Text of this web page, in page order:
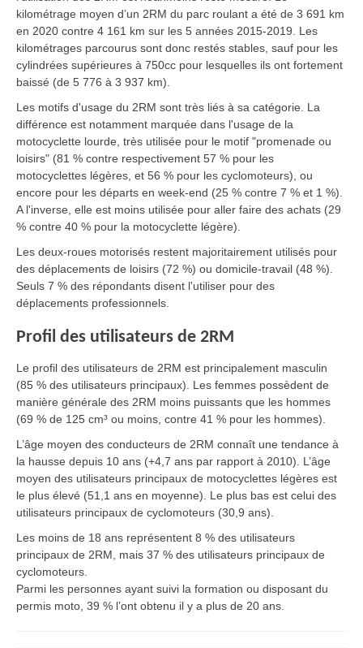
kilométrage moyen d’un 2RM du parc roulant a été de 3 691 km
en 2020 contre 4 161 km sur les 5 années 2015-2019. Les
kilométrages parcourus sont donc restés stables, sauf pour les
cylindrées supérieures à 750cc pour lesquelles ils ont fortement
baissé (de 5 776 à 3 937 km).
Les motifs d'usage du 2RM sont très liés à sa catégorie. La
différence est notamment marquée dans l'usage de la
motocyclette lourde, très utilisée pour le motif "promenade ou
loisirs" (81 % contre respectivement 57 % pour les
motocyclettes légères, et 56 % pour les cyclomoteurs), ou
encore pour les départs en week-end (25 % contre 7 % et 1 %).
A l'inverse, elle est moins utilisée pour aller faire des achats (29
% contre 40 % pour la motocyclette légère).
Les deux-roues motorisés restent majoritairement utilisés pour
des déplacements de loisirs (72 %) ou domicile-travail (48 %).
Seuls 7 % des répondants disent l'utiliser pour des
déplacements professionnels.
Profil des utilisateurs de 2RM
Le profil des utilisateurs de 2RM est principalement masculin
(85 % des utilisateurs principaux). Les femmes possèdent de
manière générale des 2RM moins puissants que les hommes
(69 % de 125 cm³ ou moins, contre 41 % pour les hommes).
L’âge moyen des conducteurs de 2RM connaît une tendance à
la hausse depuis 10 ans (+4,7 ans par rapport à 2010). L’âge
moyen des utilisateurs principaux de motocyclettes légères est
le plus élevé (51,1 ans en moyenne). Le plus bas est celui des
utilisateurs principaux de cyclomoteurs (30,9 ans).
Les moins de 18 ans représentent 8 % des utilisateurs
principaux de 2RM, mais 37 % des utilisateurs principaux de
cyclomoteurs.
Parmi les personnes ayant suivi la formation ou disposant du
permis moto, 39 % l’ont obtenu il y a plus de 20 ans.